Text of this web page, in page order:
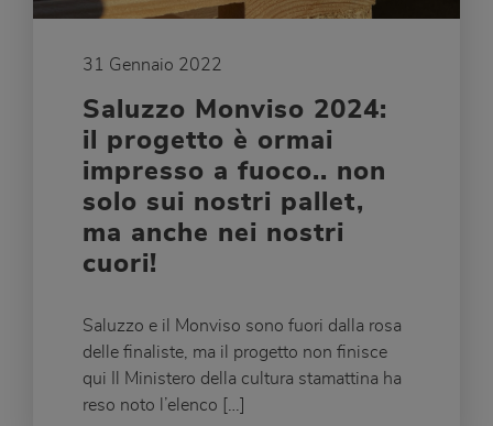
31 Gennaio 2022
Saluzzo Monviso 2024:
il progetto è ormai
impresso a fuoco.. non
solo sui nostri pallet,
ma anche nei nostri
cuori!
Saluzzo e il Monviso sono fuori dalla rosa
delle finaliste, ma il progetto non finisce
qui Il Ministero della cultura stamattina ha
reso noto l’elenco […]